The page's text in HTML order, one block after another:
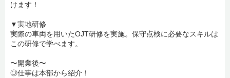
けます！
▼実地研修
実際の車両を用いたOJT研修を実施。保守点検に必要なスキルは
この研修で学べます。
〜開業後〜
◎仕事は本部から紹介！